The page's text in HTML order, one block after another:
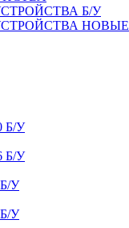
Б/У
НОВЫЕ
Б/У
Б/У
У
У